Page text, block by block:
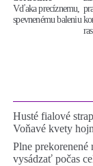
Vďaka precíznemu,
spevnenému baleniu
Husté fialové
Voňavé kvety
Plne
vysádzať počas